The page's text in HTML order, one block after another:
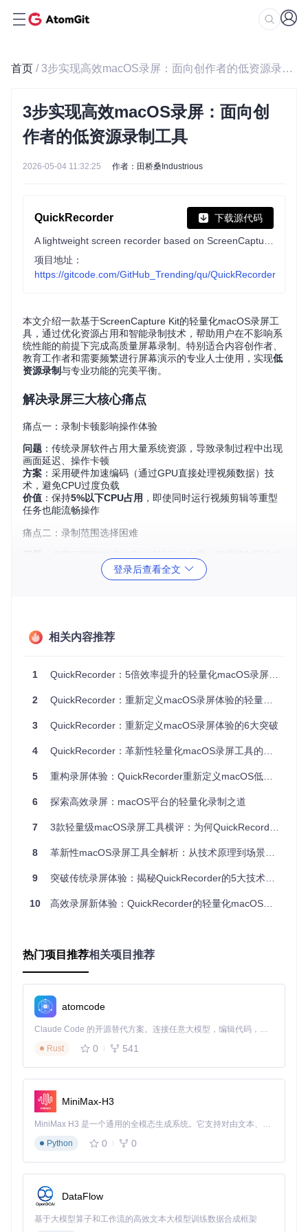
首页 / 3步实现高效macOS录屏：面向创作者的低资源录制工具
3步实现高效macOS录屏：面向创
作者的低资源录制工具
2026-05-04 11:32:25 作者：田桥桑Industrious
QuickRecorder 下载源代码
项目地址：
https://gitcode.com/GitHub_Trending/qu/QuickRecorder
本文介绍一款基于ScreenCapture Kit的轻量化macOS录屏工
具，通过优化资源占用和智能录制技术，帮助用户在不影响系
统性能的前提下完成高质量屏幕录制。特别适合内容创作者、
教育工作者和需要频繁进行屏幕演示的专业人士使用，实现低
资源录制与专业功能的完美平衡。
解决录屏三大核心痛点
痛点一：录制卡顿影响操作体验
问题 ：传统录屏软件占用大量系统资源，导致录制过程中出现
画面延迟、操作卡顿
方案 ：采用硬件加速编码（通过GPU直接处理视频数据）技
术，避免CPU过度负载
价值 ：保持5%以下CPU占用 ，即使同时运行视频剪辑等重型
任务也能流畅操作
痛点二：录制范围选择困难
：使用智能窗口锁定功能，自动追踪选定应用程序窗口
方案
：启用多轨道录制模式，分离系统音频与麦克风输入
可辨
图：QuickRecorder主界面展示多种录制模式，包括全屏录
制、窗口录制和区域录制等选项
技术解析：低资源录制的实现原理
用户感知：流畅无卡顿的录制体验
当用户启动QuickRecorder时，首先感受到的是快速的响应速
辨率录制时，鼠标移动和应用切换依然保持流畅，不会出现因
技术实现：macOS原生框架的深度优化
基于macOS系统提供的ScreenCapture Kit框架开发，直接从
实现动态码率调整，根据内容复杂度自动优化资源占用
采用高效的H.265编码算法，在保证画质的同时减少存储
需求
实际效果：性能与质量的平衡
在MacBook Air M1机型上进行1080p/30fps录制时，CPU占用
稳定在3-4%，内存使用不超过80MB，录制1小时4K视频文件
体积约为4GB，相比同类软件减少约30%存储空间占用。
场景应用：五大核心录制模式
录制应用程序窗口
问题：需要展示特定软件操作但不想暴露桌面其他内容
启用"窗口锁定"功能
调整录制参数后开始录制
洁视频，适合软件教程制作
登录后查看全文
相关内容推荐
1 QuickRecorder：5倍效率提升的轻量化macOS录屏解决方案
2 QuickRecorder：重新定义macOS录屏体验的轻量化工具
3 QuickRecorder：重新定义macOS录屏体验的6大突破
4 QuickRecorder：革新性轻量化macOS录屏工具的场景化解决方案
5 重构录屏体验：QuickRecorder重新定义macOS低资源录制标准
6 探索高效录屏：macOS平台的轻量化录制之道
7 3款轻量级macOS录屏工具横评：为何QuickRecorder能脱颖而出
8 革新性macOS录屏工具全解析：从技术原理到场景落地
9 突破传统录屏体验：揭秘QuickRecorder的5大技术革新
10 高效录屏新体验：QuickRecorder的轻量化macOS录制解决方案
热门项目推荐相关项目推荐
atomcode
Claude Code 的开源替代方案。连接任意大模型，编辑代码，运行命令，自动验证 — 全自动执行。用 Rust 构建，极致性能。 ｜ An open-source alternative to Claude Code. Connect any LLM, edit code, run commands, and verify changes — autonomously. Built in Rust for speed. Get Started
Rust
0 541
MiniMax-H3
MiniMax H3 是一个通用的全模态生成系统。它支持对由文本、图像、视频和音频组成的多模态上下文进行统一理解，并能生成分辨率高达 2K、时长可达 15 秒的带原生立体声音频的视频。得益于面向任务泛化的系统设计，H3 在预训练阶段就已具备广泛的多模态上下文理解与生成能力，能够出色地执行复杂的多模态指令。
Python
0 0
DataFlow
基于大模型算子和工作流的高效文本大模型训练数据合成框架